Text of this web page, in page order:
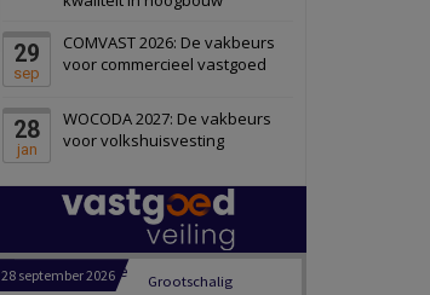
29
sep
COMVAST 2026: De vakbeurs
voor commercieel vastgoed
28
jan
WOCODA 2027: De vakbeurs
voor volkshuisvesting
Schiedam
22 september 2026 Attractiepark
Bekijk
Oranje
28 september 2026
bedrijventerrein
Schuinesloot
27 augustus 2026 Binnenvaartschip